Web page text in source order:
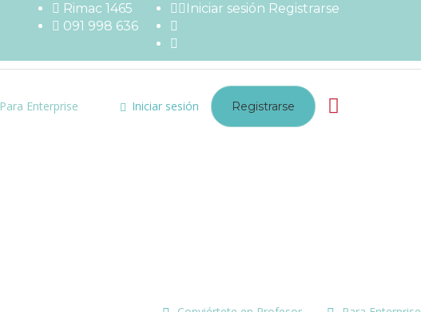
Iniciar sesión Registrarse
Rimac 1465
091 998 636
Para Enterprise Iniciar sesión Registrarse